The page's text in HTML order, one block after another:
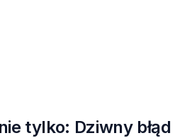
tylko: Dziwny błąd